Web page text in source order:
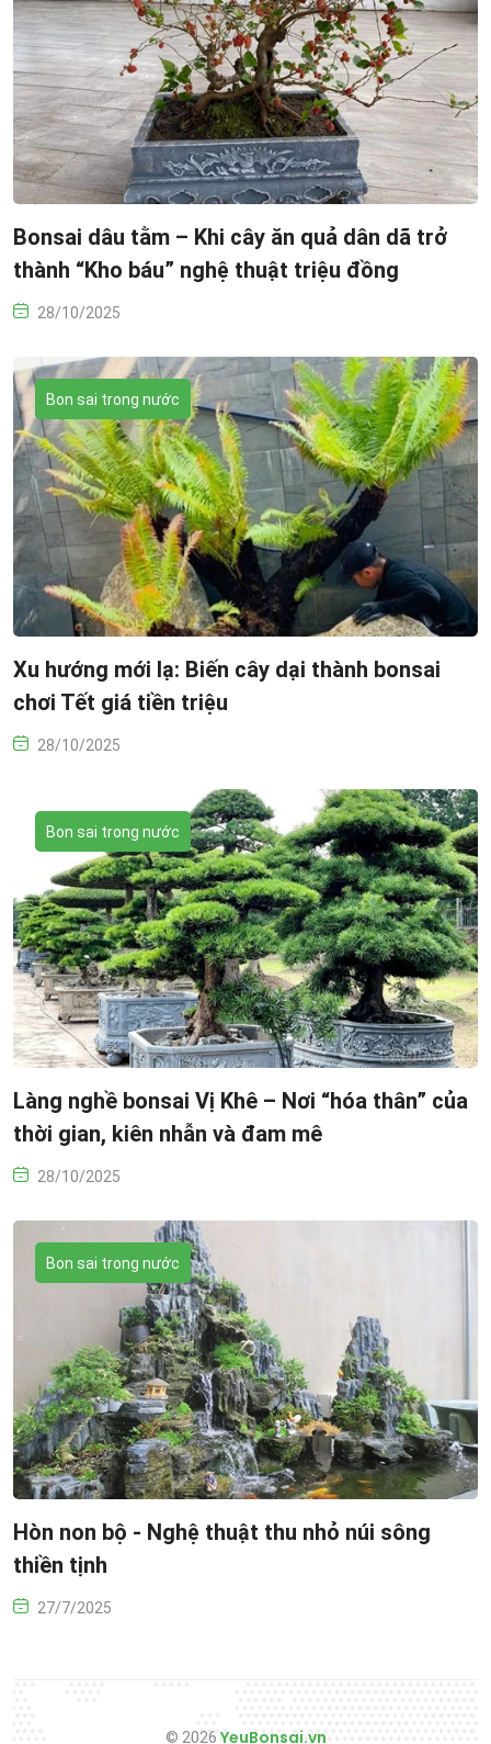
Bonsai dâu tằm – Khi cây ăn quả dân dã trở
thành “Kho báu” nghệ thuật triệu đồng
28/10/2025
Bon sai trong nước
Xu hướng mới lạ: Biến cây dại thành bonsai
chơi Tết giá tiền triệu
28/10/2025
Bon sai trong nước
Làng nghề bonsai Vị Khê – Nơi “hóa thân” của
thời gian, kiên nhẫn và đam mê
28/10/2025
Bon sai trong nước
Hòn non bộ - Nghệ thuật thu nhỏ núi sông
thiền tịnh
27/7/2025
© 2026 YeuBonsai.vn